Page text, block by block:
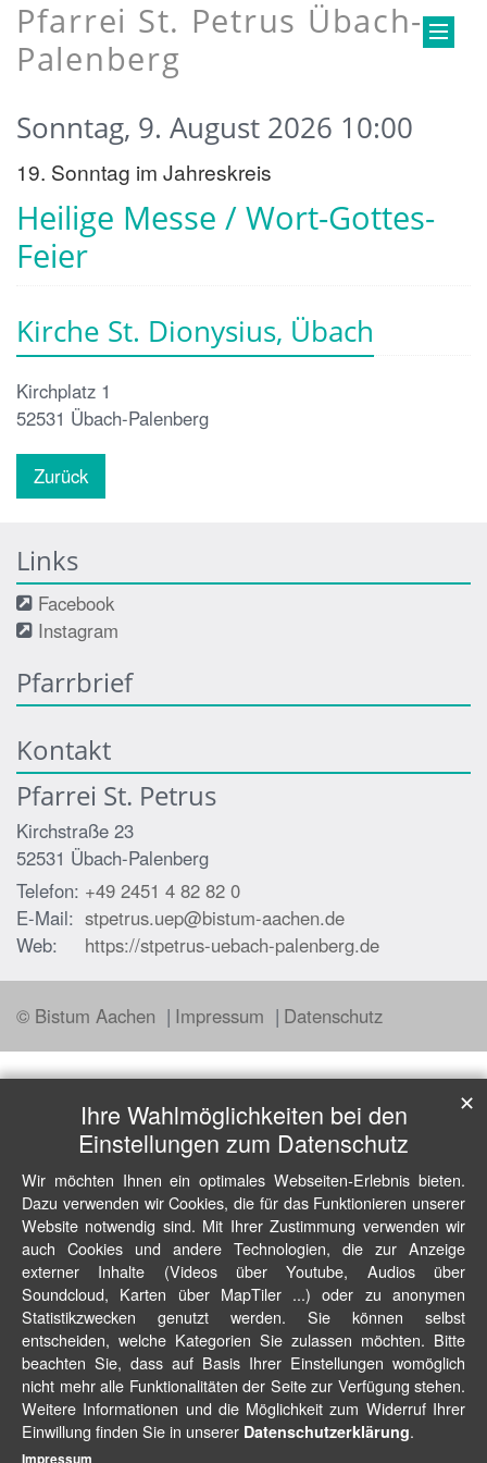
Pfarrei St. Petrus Übach-
Palenberg
Heilige Messe / Wort-Gottes-
Feier
Sonntag, 9. August 2026 10:00
19. Sonntag im Jahreskreis
Kirche St. Dionysius, Übach
Kirchplatz 1
52531 Übach-Palenberg
Zurück
Links
Facebook
Instagram
Pfarrbrief
Kontakt
Pfarrei St. Petrus
Kirchstraße 23
52531 Übach-Palenberg
Telefon: +49 2451 4 82 82 0
E-Mail: stpetrus.uep@bistum-aachen.de
Web:
https://stpetrus-uebach-palenberg.de
© Bistum Aachen Impressum Datenschutz
Ihre Wahlmöglichkeiten bei den
Einstellungen zum Datenschutz
Wir möchten Ihnen ein optimales Webseiten-Erlebnis bieten.
Dazu verwenden wir Cookies, die für das Funktionieren unserer
Website notwendig sind. Mit Ihrer Zustimmung verwenden wir
auch Cookies und andere Technologien, die zur Anzeige
externer Inhalte (Videos über Youtube, Audios über
Soundcloud, Karten über MapTiler ...) oder zu anonymen
Statistikzwecken genutzt werden. Sie können selbst
entscheiden, welche Kategorien Sie zulassen möchten. Bitte
beachten Sie, dass auf Basis Ihrer Einstellungen womöglich
nicht mehr alle Funktionalitäten der Seite zur Verfügung stehen.
Weitere Informationen und die Möglichkeit zum Widerruf Ihrer
Einwillung finden Sie in unserer Datenschutzerklärung.
✕
Impressum